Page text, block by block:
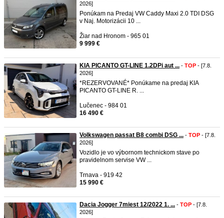
2026]
Ponúkam na Predaj VW Caddy Maxi 2.0 TDI DSG
v Naj. Motorizácii 10 ...
Žiar nad Hronom - 965 01
9 999 €
KIA PICANTO GT-LINE 1.2DPi aut ... - TOP - [7.8.
2026]
*REZERVOVANÉ* Ponúkame na predaj KIA
PICANTO GT-LINE R. ...
Lučenec - 984 01
16 490 €
Volkswagen passat B8 combi DSG ... - TOP - [7.8.
2026]
Vozidlo je vo výbornom technickom stave po
pravidelnom servise VW ...
Trnava - 919 42
15 990 €
Dacia Jogger 7miest 12/2022 1. ... - TOP - [7.8.
2026]